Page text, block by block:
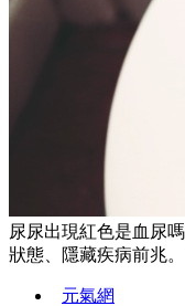
尿尿出現紅色是血尿
狀態、隱藏疾病前兆。
元氣網